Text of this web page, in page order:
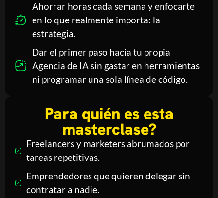
Ahorrar horas cada semana y enfocarte
en lo que realmente importa: la
estrategia.
Dar el primer paso hacia tu propia
Agencia de IA sin gastar en herramientas
ni programar una sola línea de código.
Para quién es esta
masterclase?
Freelancers y marketers abrumados por
tareas repetitivas.
Emprendedores que quieren delegar sin
contratar a nadie.